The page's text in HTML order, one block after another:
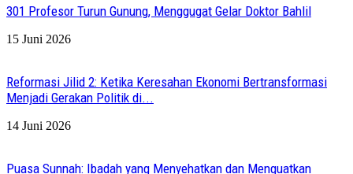
301 Profesor Turun Gunung, Menggugat Gelar Doktor Bahlil
15 Juni 2026
Reformasi Jilid 2: Ketika Keresahan Ekonomi Bertransformasi
Menjadi Gerakan Politik di...
14 Juni 2026
Puasa Sunnah: Ibadah yang Menyehatkan dan Menguatkan